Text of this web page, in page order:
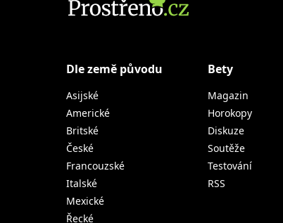
Dle země původu
Asijské
Americké
Britské
České
Francouzské
Italské
Mexické
Řecké
Bety
Magazin
Horokopy
Diskuze
Soutěže
Testování
RSS